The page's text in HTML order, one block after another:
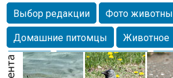
Выбор редакции Фото
Домашние питомцы
Животное
Собаки
Alexanderandronik